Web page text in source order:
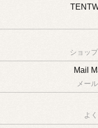
ショッ
Mail
メー
よ